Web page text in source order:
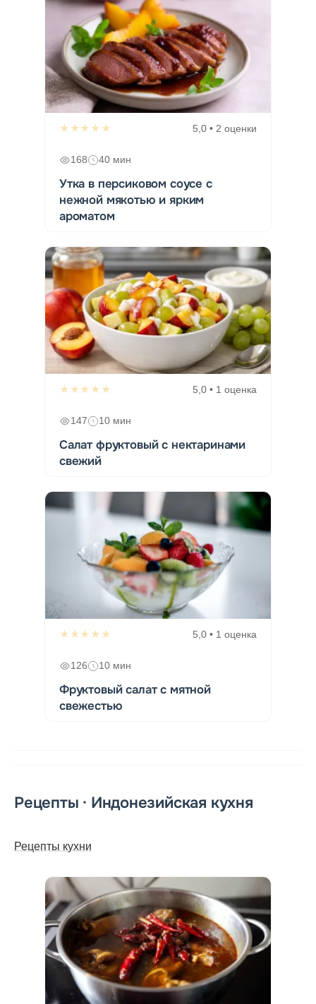
★★★★★ 5,0 • 2 оценки
168 40 мин
Утка в персиковом соусе с
нежной мякотью и ярким
ароматом
★★★★★ 5,0 • 1 оценка
147 10 мин
Салат фруктовый с нектаринами
свежий
★★★★★ 5,0 • 1 оценка
126 10 мин
Фруктовый салат с мятной
свежестью
Рецепты · Индонезийская кухня
Рецепты кухни